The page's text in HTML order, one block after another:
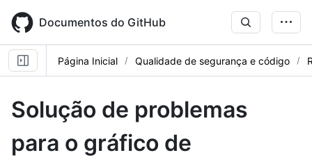
main
content
Documentos do GitHub
Página Inicial Qualidade de segurança e código
Solução de problemas
para o gráfico de